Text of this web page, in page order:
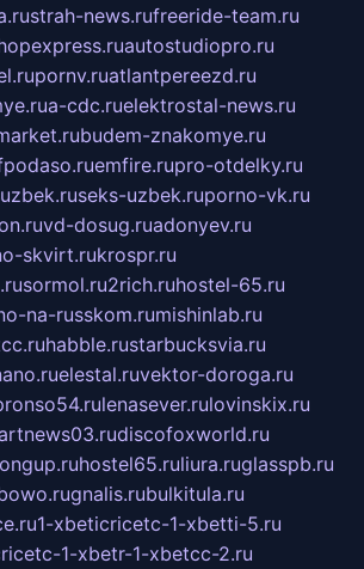
strah-news.rufreeride-team.ru
autostudiopro.ru
pornv.ruatlantpereezd.ru
a-cdc.ruelektrostal-news.ru
budem-znakomye.ru
emfire.rupro-otdelky.ru
seks-uzbek.ruporno-vk.ru
vd-dosug.ruadonyev.ru
skvirt.rukrospr.ru
sormol.ru2rich.ruhostel-65.ru
na-russkom.rumishinlab.ru
habble.rustarbucksvia.ru
elestal.ruvektor-doroga.ru
lenasever.rulovinskix.ru
discofoxworld.ru
hostel65.ruliura.ruglasspb.ru
gnalis.rubulkitula.ru
1-xbeticricetc-1-xbetti-5.ru
1-xbetr-1-xbetcc-2.ru